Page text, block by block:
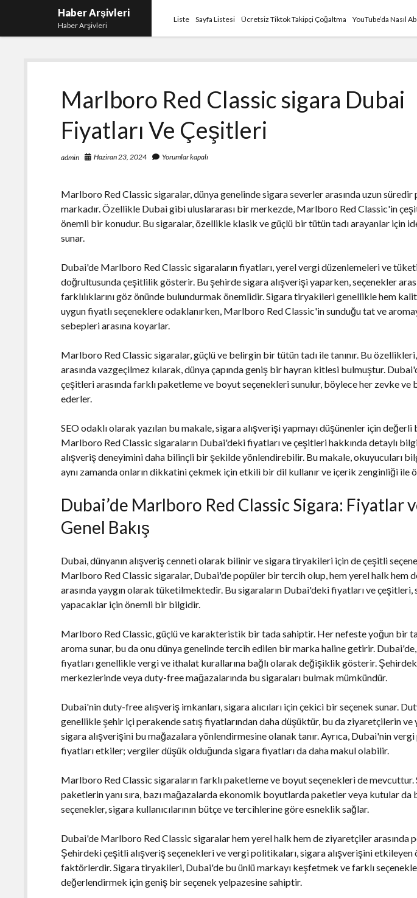
Haber Arşivleri
Haber Arşivleri
Liste Sayfa Listesi Ücretsiz Tiktok Takipçi Çoğaltma YouTube’da Nasıl
Marlboro Red Classic sigara Dubai
Fiyatları Ve Çeşitleri
admin Haziran 23, 2024 Yorumlar kapalı
Marlboro Red Classic sigaralar, dünya genelinde sigara severler arasında uzun
markadır. Özellikle Dubai gibi uluslararası bir merkezde, Marlboro Red Classic'in
önemli bir konudur. Bu sigaralar, özellikle klasik ve güçlü bir tütün tadı arayanlar için
sunar.
Dubai'de Marlboro Red Classic sigaraların fiyatları, yerel vergi düzenlemeleri ve
doğrultusunda çeşitlilik gösterir. Bu şehirde sigara alışverişi yaparken, seçenekler
farklılıklarını göz önünde bulundurmak önemlidir. Sigara tiryakileri genellikle hem
uygun fiyatlı seçeneklere odaklanırken, Marlboro Red Classic'in sunduğu tat ve
sebepleri arasına koyarlar.
Marlboro Red Classic sigaralar, güçlü ve belirgin bir tütün tadı ile tanınır. Bu
arasında vazgeçilmez kılarak, dünya çapında geniş bir hayran kitlesi bulmuştur.
çeşitleri arasında farklı paketleme ve boyut seçenekleri sunulur, böylece her zevke ve
ederler.
SEO odaklı olarak yazılan bu makale, sigara alışverişi yapmayı düşünenler için değerli
Marlboro Red Classic sigaraların Dubai'deki fiyatları ve çeşitleri hakkında detaylı
alışveriş deneyimini daha bilinçli bir şekilde yönlendirebilir. Bu makale, okuyucuları
aynı zamanda onların dikkatini çekmek için etkili bir dil kullanır ve içerik zenginliği ile
Dubai’de Marlboro Red Classic Sigara: Fiyatlar
Genel Bakış
Dubai, dünyanın alışveriş cenneti olarak bilinir ve sigara tiryakileri için de çeşitli
Marlboro Red Classic sigaralar, Dubai'de popüler bir tercih olup, hem yerel halk hem
arasında yaygın olarak tüketilmektedir. Bu sigaraların Dubai'deki fiyatları ve çeşitleri,
yapacaklar için önemli bir bilgidir.
Marlboro Red Classic, güçlü ve karakteristik bir tada sahiptir. Her nefeste yoğun bir
aroma sunar, bu da onu dünya genelinde tercih edilen bir marka haline getirir. Dubai'de,
fiyatları genellikle vergi ve ithalat kurallarına bağlı olarak değişiklik gösterir.
merkezlerinde veya duty-free mağazalarında bu sigaraları bulmak mümkündür.
Dubai'nin duty-free alışveriş imkanları, sigara alıcıları için çekici bir seçenek sunar.
genellikle şehir içi perakende satış fiyatlarından daha düşüktür, bu da ziyaretçilerin ve
sigara alışverişini bu mağazalara yönlendirmesine olanak tanır. Ayrıca, Dubai'nin
fiyatları etkiler; vergiler düşük olduğunda sigara fiyatları da daha makul olabilir.
Marlboro Red Classic sigaraların farklı paketleme ve boyut seçenekleri de mevcuttur.
paketlerin yanı sıra, bazı mağazalarda ekonomik boyutlarda paketler veya kutular da
seçenekler, sigara kullanıcılarının bütçe ve tercihlerine göre esneklik sağlar.
Dubai'de Marlboro Red Classic sigaralar hem yerel halk hem de ziyaretçiler arasında
Şehirdeki çeşitli alışveriş seçenekleri ve vergi politikaları, sigara alışverişini etkileyen
faktörlerdir. Sigara tiryakileri, Dubai'de bu ünlü markayı keşfetmek ve farklı
değerlendirmek için geniş bir seçenek yelpazesine sahiptir.